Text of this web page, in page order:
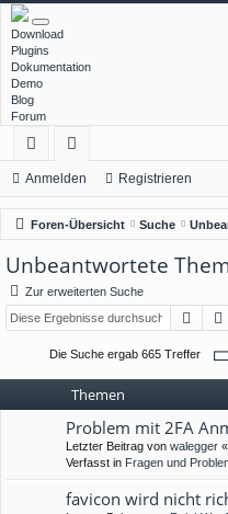
Download
Plugins
Dokumentation
Demo
Blog
Forum
ch
ne
llz
ug
rif
or
en
Anmelden Registrieren
Foren-Übersicht Suche
Unbeantwortete
Zur erweiterten Suche
Die Suche ergab 665 Treffer
Themen
Problem mit 2FA
Letzter Beitrag von walegger «
Verfasst in Fragen und
favicon wird nicht